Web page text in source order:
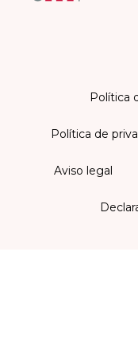
Política
Política de
Aviso legal